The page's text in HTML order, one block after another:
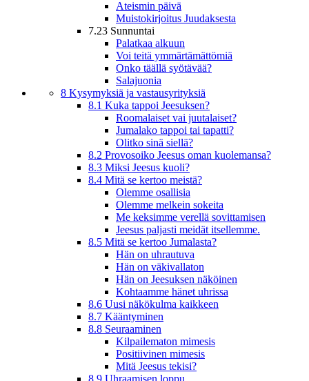
Ateismin päivä
Muistokirjoitus Juudaksesta
7.23 Sunnuntai
Palatkaa alkuun
Voi teitä ymmärtämättömiä
Onko täällä syötävää?
Salajuonia
8 Kysymyksiä ja vastausyrityksiä
8.1 Kuka tappoi Jeesuksen?
Roomalaiset vai juutalaiset?
Jumalako tappoi tai tapatti?
Olitko sinä siellä?
8.2 Provosoiko Jeesus oman kuolemansa?
8.3 Miksi Jeesus kuoli?
8.4 Mitä se kertoo meistä?
Olemme osallisia
Olemme melkein sokeita
Me keksimme verellä sovittamisen
Jeesus paljasti meidät itsellemme.
8.5 Mitä se kertoo Jumalasta?
Hän on uhrautuva
Hän on väkivallaton
Hän on Jeesuksen näköinen
Kohtaamme hänet uhrissa
8.6 Uusi näkökulma kaikkeen
8.7 Kääntyminen
8.8 Seuraaminen
Kilpailematon mimesis
Positiivinen mimesis
Mitä Jeesus tekisi?
8.9 Uhraamisen loppu